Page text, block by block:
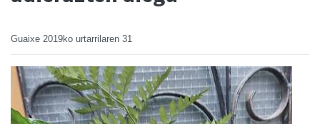
Guaixe 2019ko urtarrilaren 31